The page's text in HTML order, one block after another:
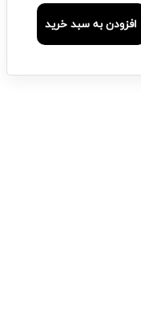
افزودن به سبد خرید